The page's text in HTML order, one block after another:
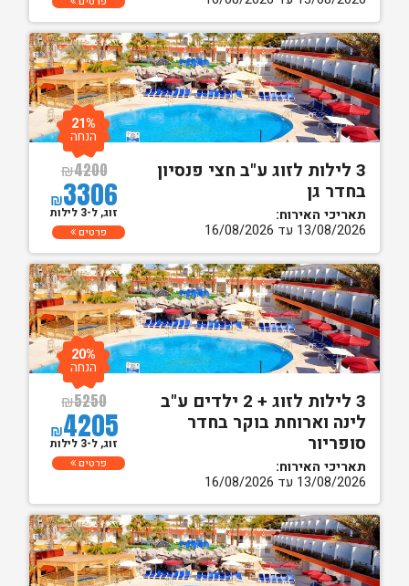
3 לילות לזוג ע"ב חצי פנסיון
בחדר גן
תאריכי האירוח:
13/08/2026 עד 16/08/2026
₪4200
₪3306
21%
הנחה
זוג, ל-3 לילות
פרטים
3 לילות לזוג + 2 ילדים ע"ב
לינה וארוחת בוקר בחדר
סופריור
תאריכי האירוח:
13/08/2026 עד 16/08/2026
₪5250
₪4205
20%
הנחה
זוג, ל-3 לילות
פרטים